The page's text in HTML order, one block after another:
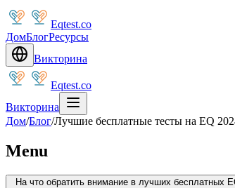
Eqtest.co
ДомБлогРесурсы
Викторина
Eqtest.co
Викторина
Дом/Блог/Лучшие бесплатные тесты на EQ
Menu
На что обратить внимание в лучших бесплатных